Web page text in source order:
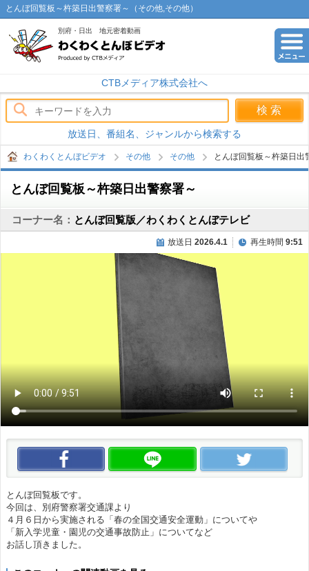
とんぼ回覧板～杵築日出警察署～（その他,その他）
別府・日出 地元密着動画
CTBメディア株式会社へ
放送日、番組名、ジャンルから検索する
わくわくとんぼビデオ その他 その他 とんぼ回覧板～杵築日出
とんぼ回覧板～杵築日出警察署～
コーナー名： とんぼ回覧版／わくわくとんぼテレビ
放送日 2026.4.1 再生時間 9:51
この動画をいいね！ この動画をLINEで送る
とんぼ回覧板です。
今回は、別府警察署交通課より
４月６日から実施される「春の全国交通安全運動」についてや
「新入学児童・園児の交通事故防止」についてなど
お話し頂きました。